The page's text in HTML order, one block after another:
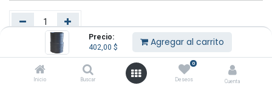
Precio:
402,00 $ Agregar al carrito
Inicio Buscar
0
Deseos Cuenta
Agregar al carrito Comprar ahora
Añadir a lista de deseos